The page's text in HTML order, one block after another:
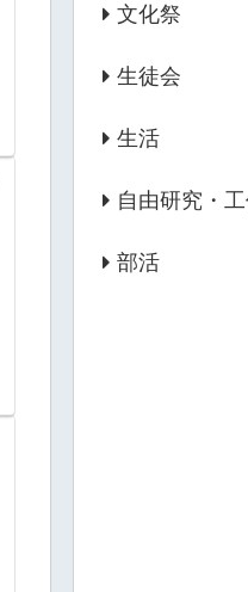
文化祭
生徒会
生活
自由研究・
部活